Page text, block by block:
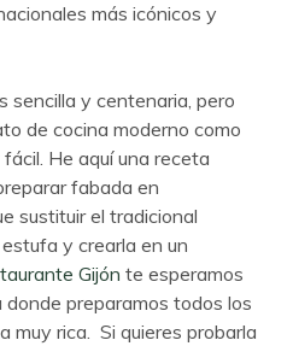
más icónicos y
sencilla y centenaria, pero
de cocina moderno como
He aquí una receta
fabada en
sustituir el tradicional
y crearla en un
Gijón te esperamos
preparamos todos los
muy rica. Si quieres probarla